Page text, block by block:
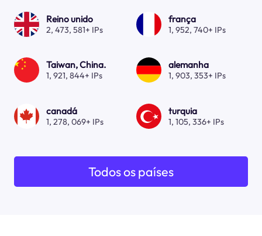
Reino unido
2, 473, 581+ IPs
frança
1, 952, 740+ IPs
Taiwan, China.
1, 921, 844+ IPs
alemanha
1, 903, 353+ IPs
canadá
1, 278, 069+ IPs
turquia
1, 105, 336+ IPs
Todos os países